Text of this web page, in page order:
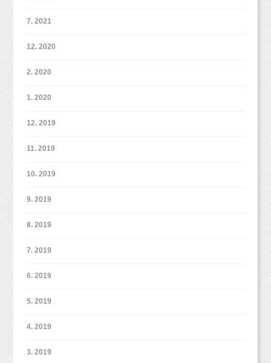
7. 2021
12. 2020
2. 2020
1. 2020
12. 2019
11. 2019
10. 2019
9. 2019
8. 2019
7. 2019
6. 2019
5. 2019
4. 2019
3. 2019